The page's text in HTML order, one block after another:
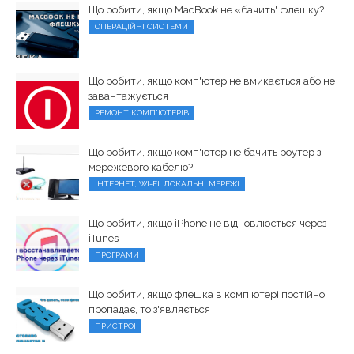
Що робити, якщо MacBook не «бачить" флешку?
ОПЕРАЦІЙНІ СИСТЕМИ
Що робити, якщо комп'ютер не вмикається або не
завантажується
РЕМОНТ КОМП'ЮТЕРІВ
Що робити, якщо комп'ютер не бачить роутер з
мережевого кабелю?
ІНТЕРНЕТ, WI-FI, ЛОКАЛЬНІ МЕРЕЖІ
Що робити, якщо iPhone не відновлюється через
iTunes
ПРОГРАМИ
Що робити, якщо флешка в комп'ютері постійно
пропадає, то з'являється
ПРИСТРОЇ